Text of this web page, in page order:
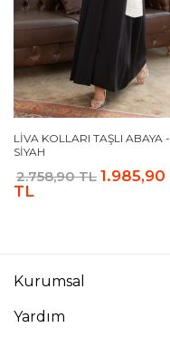
LIVA KOLLARI TAŞLI ABAYA -
SIYAH
2.758,90 TL 1.985,90
TL
Kurumsal
Yardım